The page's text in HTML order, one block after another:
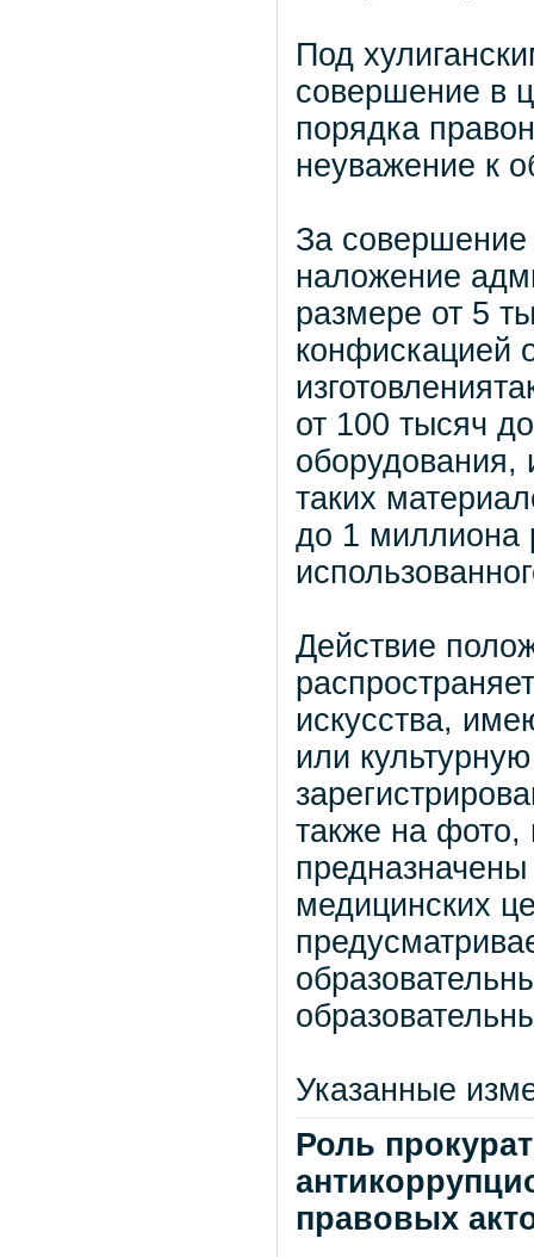
Под
совершение в
порядка
неуважение к
За совершение
наложение
размере от 5
конфискацией
от 100 тысяч
оборудования,
таких
до 1 миллиона
Действие
искусства,
или
также на фото,
медицинских
Указанные
Роль
правовых